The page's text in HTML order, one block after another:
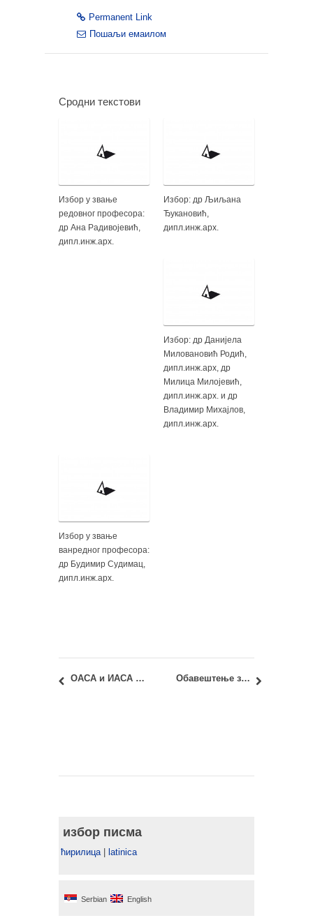
Permanent Link
Пошаљи емаилом
Сродни текстови
Избор у звање
редовног професора:
др Ана Радивојевић,
дипл.инж.арх.
Избор: др Љиљана
Ђукановић,
дипл.инж.арх.
Избор: др Данијела
Миловановић Родић,
дипл.инж.арх, др
Милица Милојевић,
дипл.инж.арх. и др
Владимир Михајлов,
дипл.инж.арх.
Избор у звање
ванредног професора:
др Будимир Судимац,
дипл.инж.арх.
ОАСА и ИАСА 11040 – Архитектонске конструкције 1: увид у радове Обавештење за прелаз студената са других факултета у школској 2019/20
избор писма
ћирилица| latinica
Serbian English